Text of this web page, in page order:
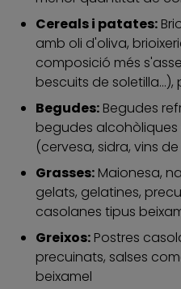
Cereals i patates:
amb oli d'oliva,
composició més
bescuits de
Begudes: Begudes
begudes
(cervesa, sidra, vins
Grasses: Maionesa,
gelats, gelatines,
casolanes tipus
Greixos: Postres
precuinats, salses
beixamel